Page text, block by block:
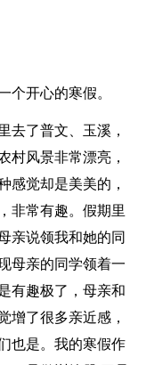
个开心的寒假。
去了普文、玉溪，
村风景非常漂亮，
感觉却是美美的，
非常有趣。假期里
亲说领我和她的同
母亲的同学领着一
有趣极了，母亲和
增了很多亲近感，
也是。我的寒假作